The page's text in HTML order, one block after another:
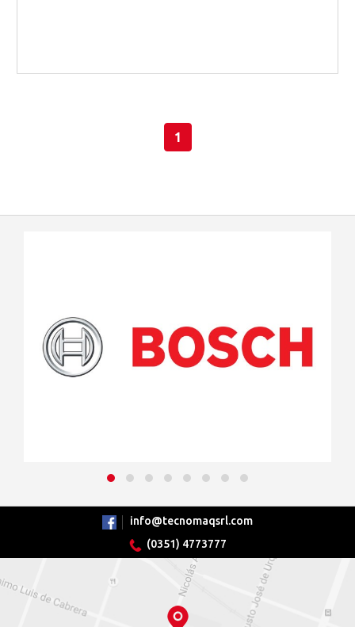
1
info@tecnomaqsrl.com
(0351) 4773777